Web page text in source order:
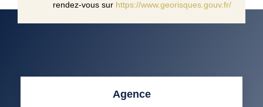
rendez-vous sur https://www.georisques.gouv.fr/
Agence